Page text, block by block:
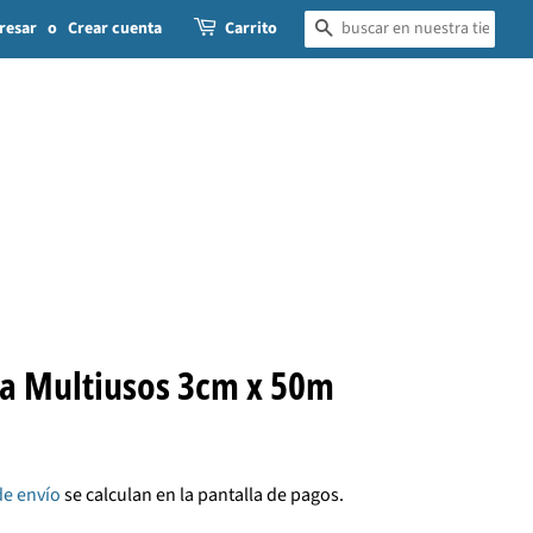
o Crear cuenta Carrito BUSCAR
Multiusos 3cm x 50m
envíose calculan en la pantalla de pagos.